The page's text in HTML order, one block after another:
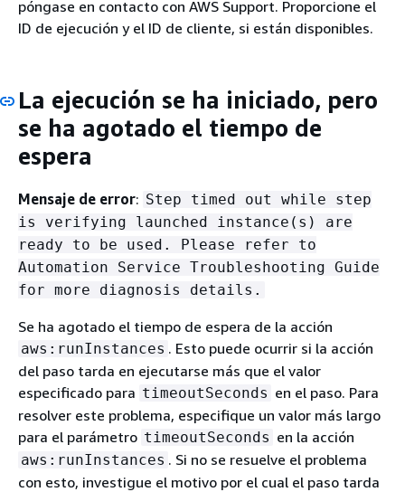
póngase en contacto con AWS Support. Proporcione el
ID de ejecución y el ID de cliente, si están disponibles.
La ejecución se ha iniciado, pero
se ha agotado el tiempo de
espera
Mensaje de error: Step timed out while step
is verifying launched instance(s) are
ready to be used. Please refer to
Automation Service Troubleshooting Guide
for more diagnosis details.
Se ha agotado el tiempo de espera de la acción
aws:runInstances . Esto puede ocurrir si la acción
del paso tarda en ejecutarse más que el valor
especificado para timeoutSeconds en el paso. Para
resolver este problema, especifique un valor más largo
para el parámetro timeoutSeconds en la acción
aws:runInstances . Si no se resuelve el problema
con esto, investigue el motivo por el cual el paso tarda